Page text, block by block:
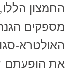
החמצון
מספקים
האולטרא-
את הופעתם